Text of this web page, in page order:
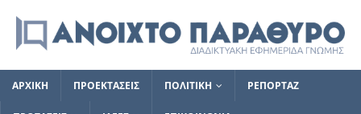
ΑΡΧΙΚΗ ΠΡΟΕΚΤΑΣΕΙΣ ΠΟΛΙΤΙΚΗ ΡΕΠΟΡΤΑΖ